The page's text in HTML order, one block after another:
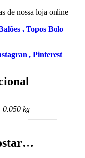
de nossa loja online
, Topos Bolo
, Pinterest
0.050 kg